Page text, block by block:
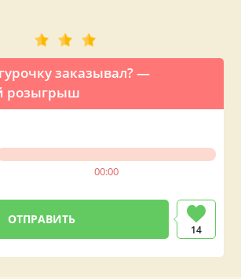
заказывал? —
розыгрыш
00:00
14